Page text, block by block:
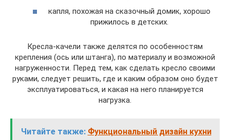
капля, похожая на сказочный домик, хорошо
прижилось в детских.
Кресла-качели также делятся по особенностям
крепления (ось или штанга), по материалу и возможной
нагруженности. Перед тем, как сделать кресло своими
руками, следует решить, где и каким образом оно будет
эксплуатироваться, и какая на него планируется
нагрузка.
Читайте также: Функциональный дизайн кухни